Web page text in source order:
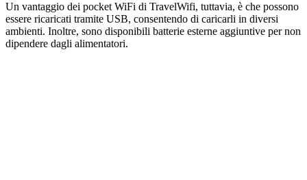
Un vantaggio dei pocket WiFi di TravelWifi, tuttavia, è che possono
essere ricaricati tramite USB, consentendo di caricarli in diversi
ambienti. Inoltre, sono disponibili batterie esterne aggiuntive per non
dipendere dagli alimentatori.